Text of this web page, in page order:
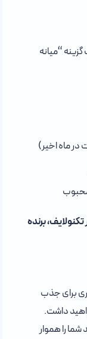
“میانه
ماه اخیر)
برنده
برای جذب
داشت.
را هموار